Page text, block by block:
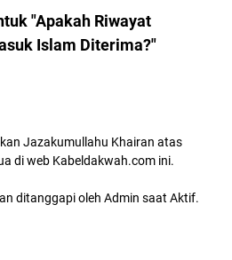
"Apakah Riwayat
Islam Diterima?"
Jazakumullahu Khairan atas
di web Kabeldakwah.com ini.
ditanggapi oleh Admin saat Aktif.